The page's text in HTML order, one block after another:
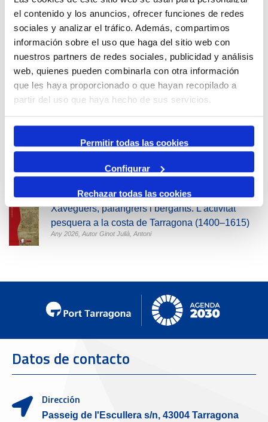
el contenido y los anuncios, ofrecer funciones de redes
sociales y analizar el tráfico. Además, compartimos
información sobre el uso que haga del sitio web con
nuestros partners de redes sociales, publicidad y análisis
web, quienes pueden combinarla con otra información
que les haya proporcionado o que hayan recopilado a
partir del uso que haya hecho de sus servicios.
Permitir todas las cookies
Configurar
Rechazar todas las cookies
< Anterior Siguiente >
Últimas publicaciones
UN RELLOTGE CENTENARI (1922-2022). LA
TORRE RELLOTGE DEL PORT TARRAGONA
Llibre de bord. Stella Maris (1999-2019)
Serrallo, memòries salades
Any 2026, Autor Josep Ramon Tules Armela (Pitu Mosquits)
Xaveguers, palangrers i bergants. L’activitat
pesquera a la costa de Tarragona (1400–1615)
Any 2026, Autor Ginot Julià, Antoni
Datos de contacto
Dirección
Passeig de l'Escullera s/n, 43004 Tarragona